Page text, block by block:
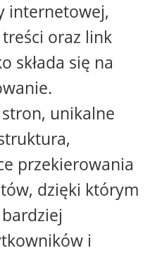
internetowej,
oraz link
składa się na
unikalne
przekierowania
dzięki którym
i